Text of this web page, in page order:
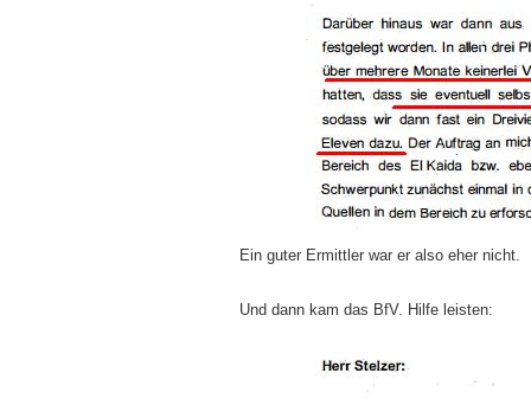
Ein guter Ermittler war er also eher nicht.
Und dann kam das BfV. Hilfe leisten: